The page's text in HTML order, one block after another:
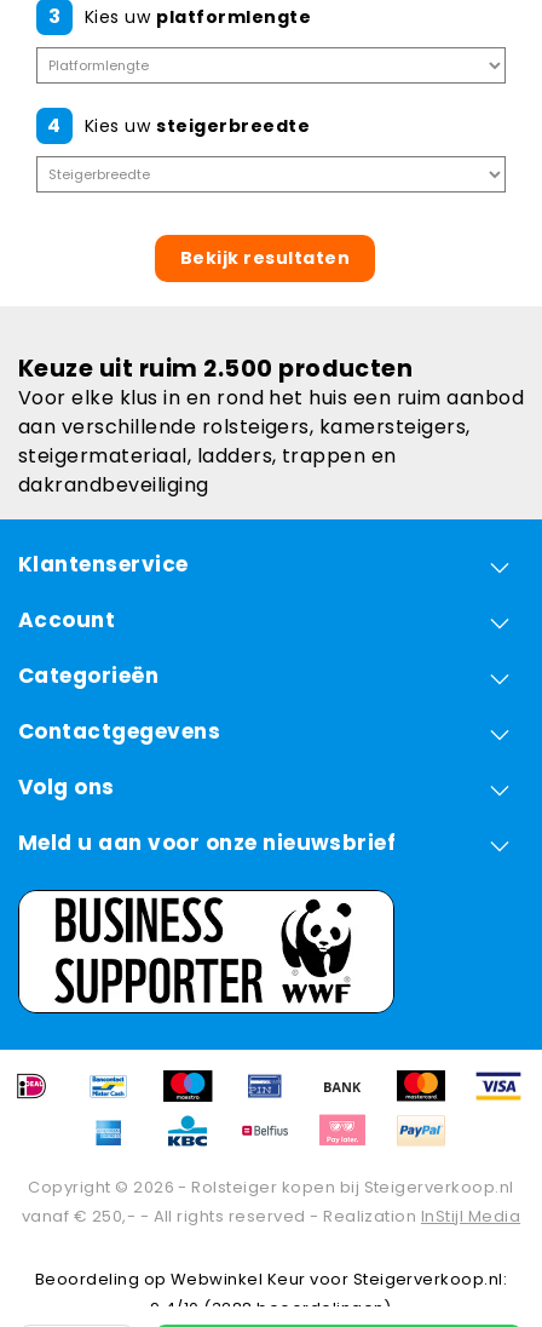
3 Kies uw platformlengte
4 Kies uw steigerbreedte
Bekijk resultaten
Keuze uit ruim 2.500 producten
Voor elke klus in en rond het huis een ruim aanbod
aan verschillende rolsteigers, kamersteigers,
steigermateriaal, ladders, trappen en
dakrandbeveiliging
Klantenservice
Account
Categorieën
Contactgegevens
Volg ons
Meld u aan voor onze nieuwsbrief
Copyright © 2026 - Rolsteiger kopen bij Steigerverkoop.nl
vanaf € 250,- - All rights reserved - Realization InStijl Media
Beoordeling op Webwinkel Keur voor Steigerverkoop.nl:
9.4/10 (3288 beoordelingen)